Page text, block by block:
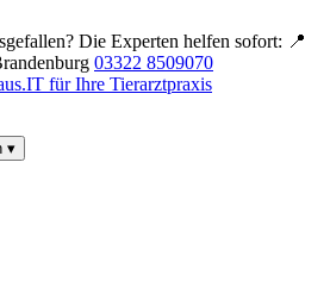
Die Experten helfen sofort: 📍
03322 8509070
für Ihre Tierarztpraxis
▾